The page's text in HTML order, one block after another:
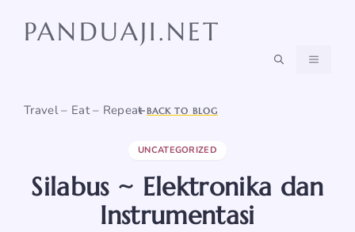
PANDUAJI.NET
Travel – Eat – Repeat
MENU
BACK TO BLOG
UNCATEGORIZED
Silabus ~ Elektronika dan
Instrumentasi